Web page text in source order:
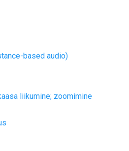
based audio)
liikumine; zoomimine